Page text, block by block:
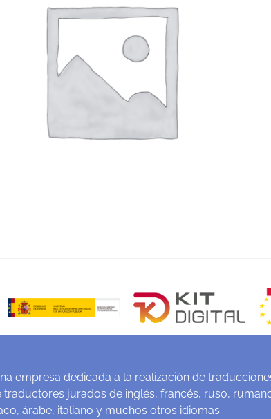
empresa dedicada a la realización de
traductores jurados de inglés, francés, ruso,
árabe, italiano y muchos otros idiomas